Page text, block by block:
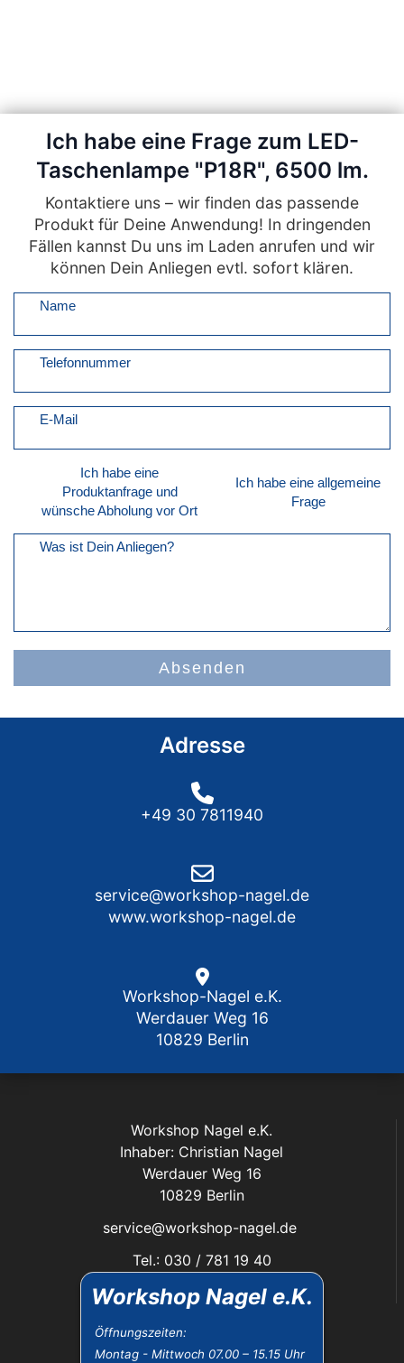
Workshop Nagel e.K.
Öffnungszeiten:
Montag - Mittwoch 07.00 – 15.15 Uhr
Ich habe eine Frage zum LED-
Taschenlampe "P18R", 6500 lm.
Kontaktiere uns – wir finden das passende
Produkt für Deine Anwendung! In dringenden
Fällen kannst Du uns im Laden anrufen und wir
können Dein Anliegen evtl. sofort klären.
Name
Telefonnummer
E-Mail
Ich habe eine
Produktanfrage und
wünsche Abholung vor Ort
Ich habe eine allgemeine
Frage
Was ist Dein Anliegen?
Absenden
Adresse
+49 30 7811940
service@workshop-nagel.de
www.workshop-nagel.de
Workshop-Nagel e.K.
Werdauer Weg 16
10829 Berlin
Workshop Nagel e.K.
Inhaber: Christian Nagel
Werdauer Weg 16
10829 Berlin
service@workshop-nagel.de
Tel.: 030 / 781 19 40
Das Unternehmen:
Öffnungszeiten